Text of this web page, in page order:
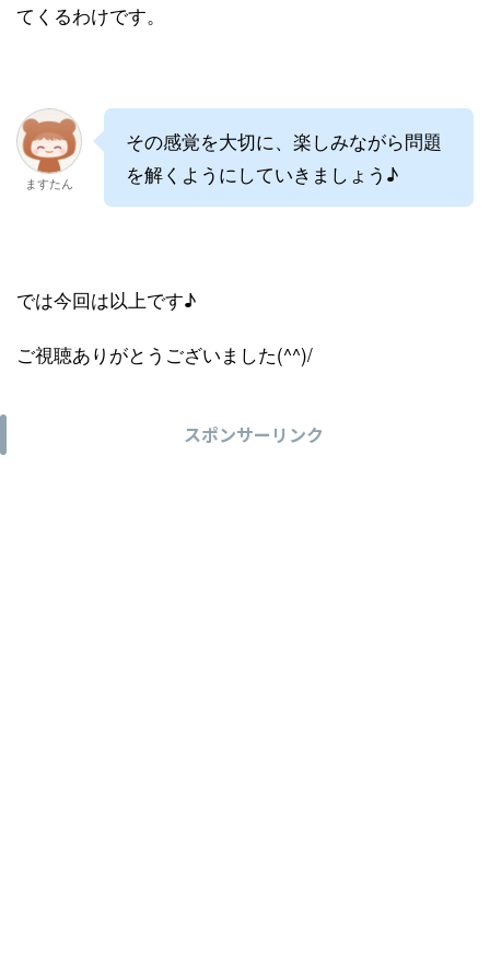
てくるわけです。
ますたん
その感覚を大切に、楽しみながら問題
を解くようにしていきましょう♪
では今回は以上です♪
ご視聴ありがとうございました(^^)/
スポンサーリンク